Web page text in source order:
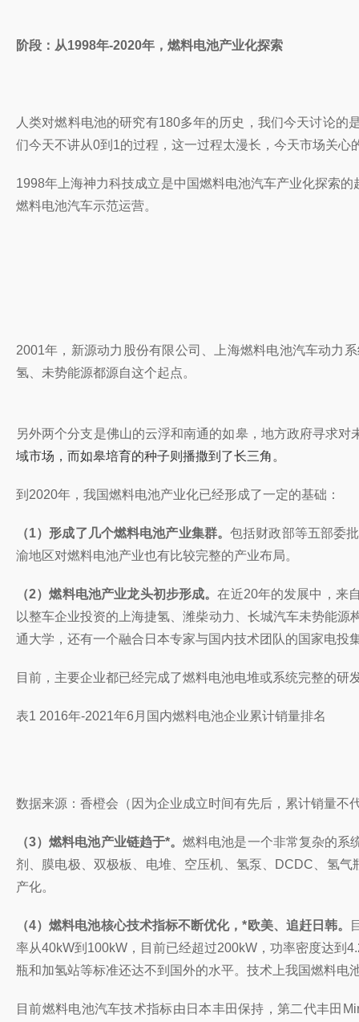
阶段：从1998年-2020年，燃料电池产业化探索
人类对燃料电池的研究有180多年的历史，我们今天讨论的
们今天不讲从0到1的过程，这一过程太漫长，今天市场关
1998年上海神力科技成立是中国燃料电池汽车产业化探索的
燃料电池汽车示范运营。
2001年，新源动力股份有限公司、上海燃料电池汽车动力
氢、未势能源都源自这个起点。
另外两个分支是佛山的云浮和南通的如皋，地方政府寻求
域市场，而如皋培育的种子则播撒到了长三角。
到2020年，我国燃料电池产业化已经形成了一定的基础：
（1）形成了几个燃料电池产业集群。包括财政部等五部委
渝地区对燃料电池产业也有比较完整的产业布局。
（2）燃料电池产业龙头初步形成。在近20年的发展中，来
以整车企业投资的上海捷氢、潍柴动力、长城汽车未势能
通大学，还有一个融合日本专家与国内技术团队的国家电投
目前，主要企业都已经完成了燃料电池电堆或系统完整的
表1 2016年-2021年6月国内燃料电池企业累计销量排名
数据来源：香橙会 （因为企业成立时间有先后，累计销量
（3）燃料电池产业链趋于*。燃料电池是一个非常复杂的系
剂、膜电极、双极板、电堆、空压机、氢泵、DCDC、氢
产化。
（4）燃料电池核心技术指标不断优化，*欧美、追赶日韩。
率从40kW到100kW，目前已经超过200kW，功率密度达到
瓶和加氢站等标准还达不到国外的水平。技术上我国燃料
目前燃料电池汽车技术指标由日本丰田保持，第二代丰田